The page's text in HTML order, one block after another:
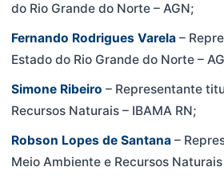
do Rio Grande do Norte – AGN;
Fernando Rodrigues Varela –
Estado do Rio Grande do Norte –
Simone Ribeiro – Representante
Recursos Naturais – IBAMA RN;
Robson Lopes de Santana –
Meio Ambiente e Recursos Naturais